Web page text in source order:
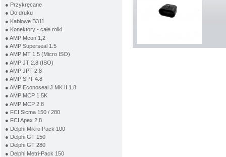
● Przykręcane
● Do druku
● Kablowe B311
● Konektory - całe rolki
● AMP Mcon 1,2
● AMP Superseal 1.5
● AMP MT 1.5 (Micro ISO)
● AMP JT 2.8 (ISO)
● AMP JPT 2.8
● AMP SPT 4.8
● AMP Econoseal J MK II 1.8
● AMP MCP 1.5K
● AMP MCP 2.8
● FCI Sicma 150 / 280
● FCI Apex 2,8
● Delphi Mikro Pack 100
● Delphi GT 150
● Delphi GT 280
● Delphi Metri-Pack 150